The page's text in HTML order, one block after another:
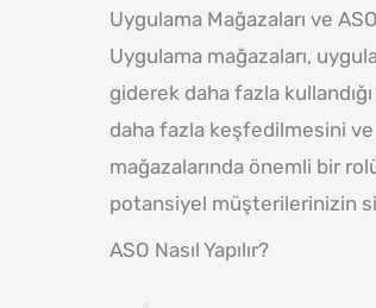
Uygulama Mağazaları ve ASO
Uygulama mağazaları,
giderek daha fazla
daha fazla keşfedilmesini
mağazalarında önemli bir
potansiyel müşterilerinizin
ASO Nasıl Yapılır?